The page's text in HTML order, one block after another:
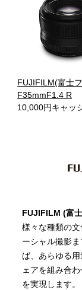
FUJIFILM(富士
F35mmF1.4 R
10,000円キャッ
FUJIFILM (富
様々な種類の
ーシャル撮影
ば、あらゆる
ェアを組み合
を実現します。